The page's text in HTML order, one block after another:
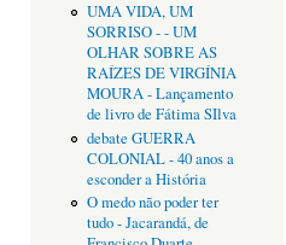
UMA VIDA, UM
SORRISO - - UM
OLHAR SOBRE AS
RAÍZES DE VIRGÍNIA
MOURA - Lançamento
de livro de Fátima SIlva
debate GUERRA
COLONIAL - 40 anos a
esconder a História
O medo não poder ter
tudo - Jacarandá, de